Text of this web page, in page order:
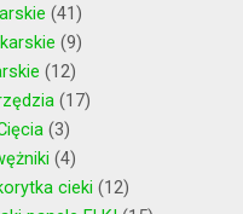
41
9
12
17
3
4
cieki 12